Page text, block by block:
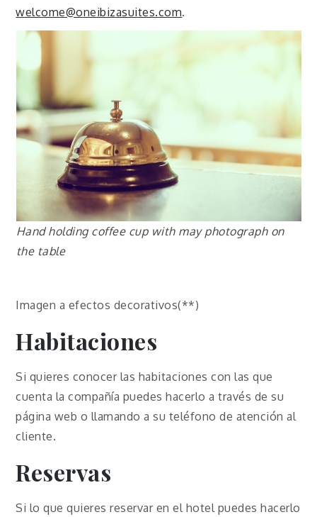
welcome@oneibizasuites.com.
Hand holding coffee cup with may photograph on
the table
Imagen a efectos decorativos(**)
Habitaciones
Si quieres conocer las habitaciones con las que
cuenta la compañía puedes hacerlo a través de su
página web o llamando a su teléfono de atención al
cliente.
Reservas
Si lo que quieres reservar en el hotel puedes hacerlo